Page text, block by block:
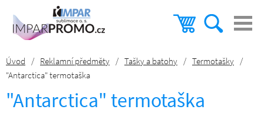
Úvod / Reklamní předměty / Tašky a batohy / Termotašky /
"Antarctica" termotaška
"Antarctica" termotaška